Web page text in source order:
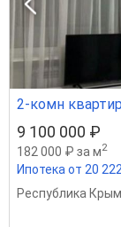
2-комн
9 100 000 ₽
182 000 ₽ за м2
Ипотека от 20
Республика Крым